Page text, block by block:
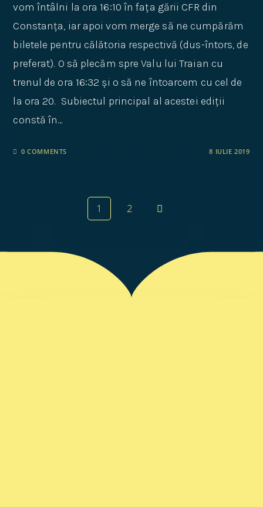
vom întâlni la ora 16:10 în fața gării CFR din
Constanța, iar apoi vom merge să ne cumpărăm
biletele pentru călătoria respectivă (dus-întors, de
preferat). O să plecăm spre Valu lui Traian cu
trenul de ora 16:32 și o să ne întoarcem cu cel de
la ora 20. Subiectul principal al acestei ediții
constă în…
0 COMMENTS 8 IULIE 2019
1 2